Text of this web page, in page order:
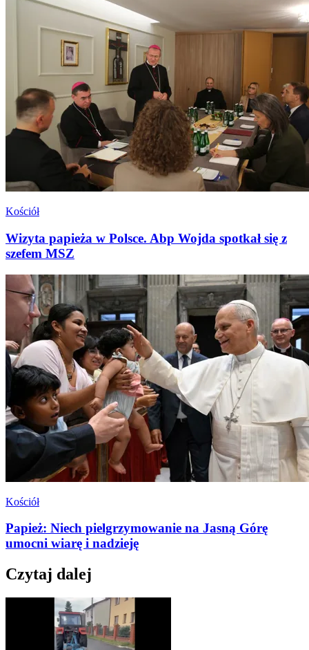
Kościół
Wizyta papieża w Polsce. Abp Wojda spotkał się z
szefem MSZ
Kościół
Papież: Niech pielgrzymowanie na Jasną Górę
umocni wiarę i nadzieję
Czytaj dalej